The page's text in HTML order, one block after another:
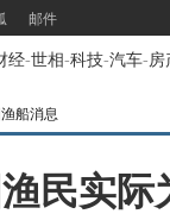
邮件
经-世相-科技-汽车-房
船消息
民实际